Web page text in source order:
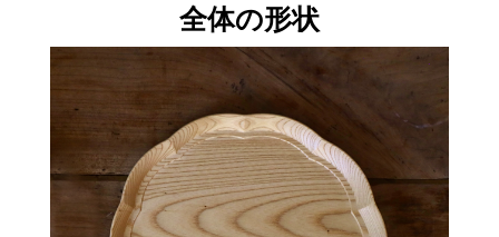
全体の形状